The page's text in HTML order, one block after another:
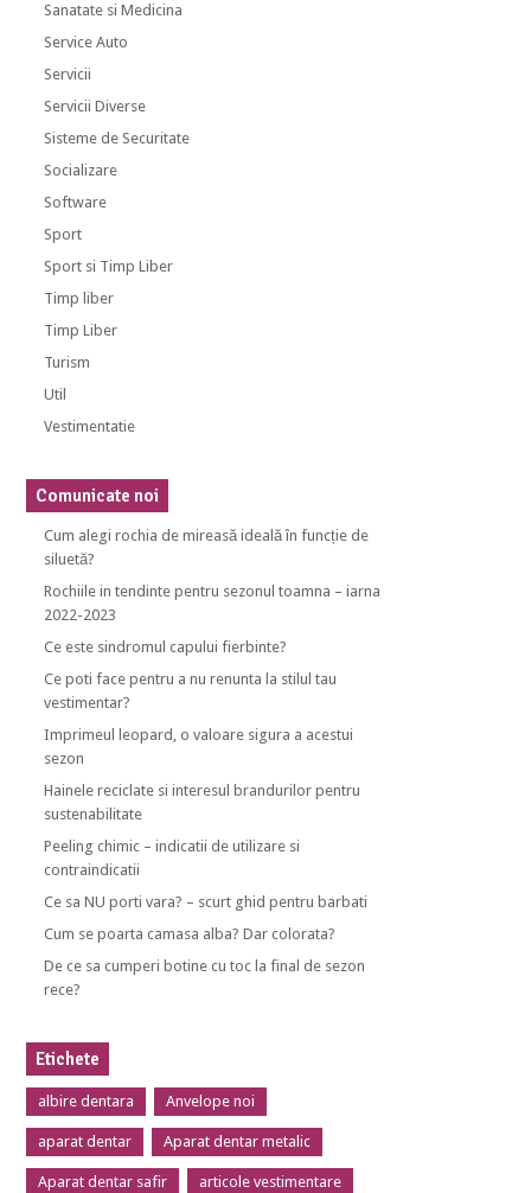
Sanatate si Medicina
Service Auto
Servicii
Servicii Diverse
Sisteme de Securitate
Socializare
Software
Sport
Sport si Timp Liber
Timp liber
Timp Liber
Turism
Util
Vestimentatie
Comunicate noi
Cum alegi rochia de mireasă ideală în funcție de
siluetă?
Rochiile in tendinte pentru sezonul toamna – iarna
2022-2023
Ce este sindromul capului fierbinte?
Ce poti face pentru a nu renunta la stilul tau
vestimentar?
Imprimeul leopard, o valoare sigura a acestui
sezon
Hainele reciclate si interesul brandurilor pentru
sustenabilitate
Peeling chimic – indicatii de utilizare si
contraindicatii
Ce sa NU porti vara? – scurt ghid pentru barbati
Cum se poarta camasa alba? Dar colorata?
De ce sa cumperi botine cu toc la final de sezon
rece?
Etichete
albire dentara Anvelope noi
aparat dentar Aparat dentar metalic
Aparat dentar safir articole vestimentare